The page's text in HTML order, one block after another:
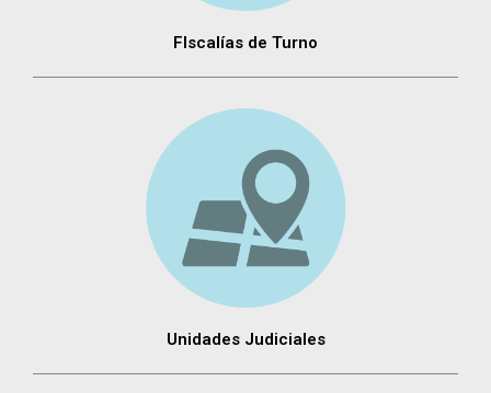
FIscalías de Turno
Unidades Judiciales